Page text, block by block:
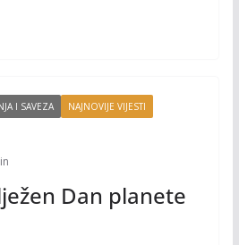
I SAVEZA
NAJNOVIJE VIJESTI
Dan planete